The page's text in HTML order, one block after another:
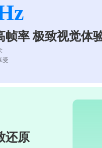
帧率 极致视觉体
受
还原